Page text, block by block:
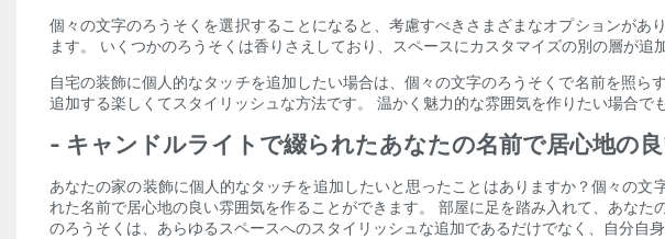
個々の文字のろうそくを選択することになると、考慮すべきさまざまなオプションが
ます。 いくつかのろうそくは香りさえしており、スペースにカスタマイズの別の層が追
自宅の装飾に個人的なタッチを追加したい場合は、個々の文字のろうそくで名前を照
追加する楽しくてスタイリッシュな方法です。 温かく魅力的な雰囲気を作りたい場合
- キャンドルライトで綴られたあなたの名前で居心地の
あなたの家の装飾に個人的なタッチを追加したいと思ったことはありますか？個々の
れた名前で居心地の良い雰囲気を作ることができます。 部屋に足を踏み入れて、あな
のろうそくは、あらゆるスペースへのスタイリッシュな追加であるだけでなく、自分自